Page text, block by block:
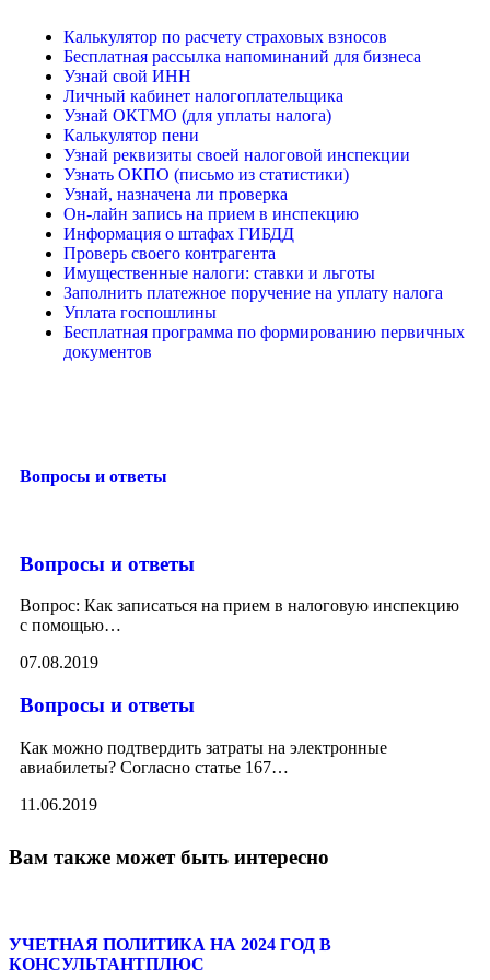
Калькулятор по расчету страховых взносов
Бесплатная рассылка напоминаний для бизнеса
Узнай свой ИНН
Личный кабинет налогоплательщика
Узнай ОКТМО (для уплаты налога)
Калькулятор пени
Узнай реквизиты своей налоговой инспекции
Узнать ОКПО (письмо из статистики)
Узнай, назначена ли проверка
Он-лайн запись на прием в инспекцию
Информация о штафах ГИБДД
Проверь своего контрагента
Имущественные налоги: ставки и льготы
Заполнить платежное поручение на уплату налога
Уплата госпошлины
Бесплатная программа по формированию первичных
документов
Вопросы и ответы
Вопросы и ответы
Вопрос: Как записаться на прием в налоговую инспекцию
с помощью…
07.08.2019
Вопросы и ответы
Как можно подтвердить затраты на электронные
авиабилеты? Согласно статье 167…
11.06.2019
Вам также может быть интересно
УЧЕТНАЯ ПОЛИТИКА НА 2024 ГОД В
КОНСУЛЬТАНТПЛЮС